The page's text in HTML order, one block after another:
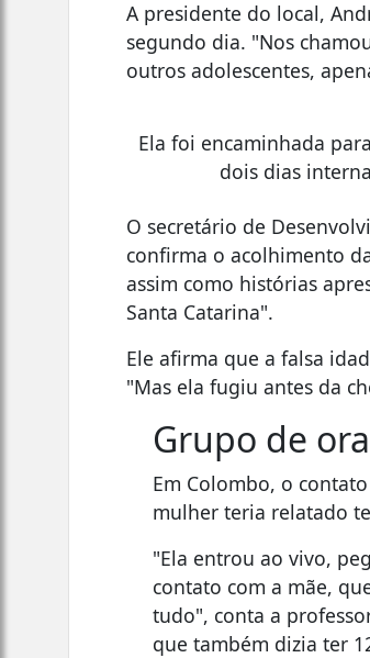
A presidente do local,
segundo dia. "Nos
outros adolescentes,
Ela foi encaminhada
dois dias
O secretário de
confirma o acolhimento
assim como histórias
Santa Catarina".
Ele afirma que a falsa
"Mas ela fugiu antes da
Grupo de
Em Colombo, o
mulher teria relatado
"Ela entrou ao vivo,
contato com a mãe,
tudo", conta a
que também dizia ter